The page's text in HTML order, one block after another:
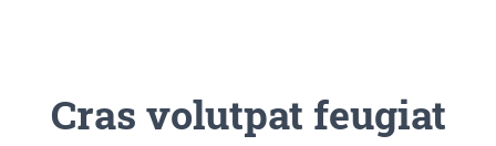
Cras volutpat feugiat